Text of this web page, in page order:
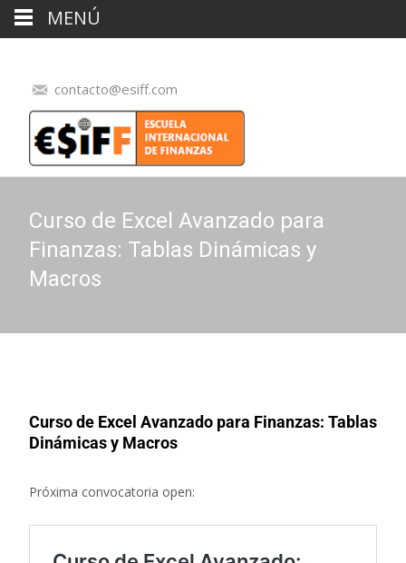
contacto@esiff.com
Curso de Excel Avanzado para
Finanzas: Tablas Dinámicas y
Macros
Curso de Excel Avanzado para Finanzas: Tablas
Dinámicas y Macros
Próxima convocatoria open:
MENÚ